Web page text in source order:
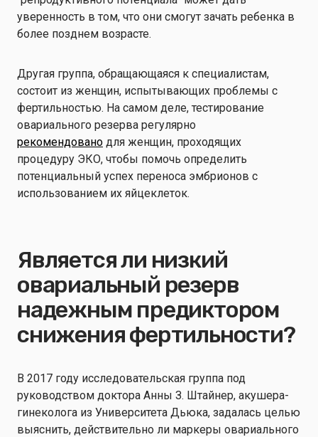
уверенность в том, что они смогут зачать ребенка в
более позднем возрасте.
Другая группа, обращающаяся к специалистам,
состоит из женщин, испытывающих проблемы с
фертильностью. На самом деле, тестирование
овариального резерва регулярно
рекомендовано для женщин, проходящих
процедуру ЭКО, чтобы помочь определить
потенциальный успех переноса эмбрионов с
использованием их яйцеклеток.
Является ли низкий
овариальный резерв
надежным предиктором
снижения фертильности?
В 2017 году исследовательская группа под
руководством доктора Анны З. Штайнер, акушера-
гинеколога из Университета Дьюка, задалась целью
выяснить, действительно ли маркеры овариального